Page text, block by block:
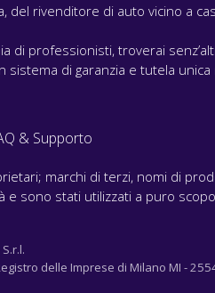
del rivenditore di auto vicino a
di professionisti, troverai
di garanzia e tutela unica
& Supporto
marchi di terzi, nomi di
e sono stati utilizzati a puro
delle Imprese di Milano MI -